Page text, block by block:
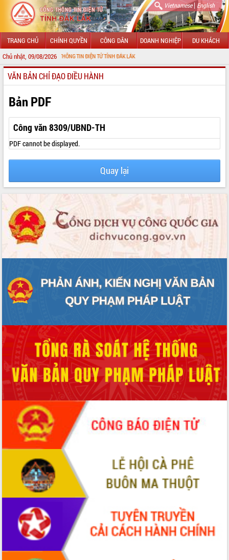
Vietnamese| English
TRANG CHỦ CHÍNH QUYỀN CÔNG DÂN DOANH NGHIỆP DU KHÁCH
Chủ nhật, 09/08/2026
VỚI CỔNG THÔNG TIN ĐIỆN TỬ TỈNH ĐẮK LẮK
GIỚI THIỆU
LÃNH ĐẠO UBND TỈNH
TIN TỨC SỰ KIỆN
SỞ, BAN, NGÀNH
UBND CÁC XÃ, PHƯỜNG
THÔNG TIN CHỈ ĐẠO ĐIỀU HÀNH
VĂN BẢN HĐND TỈNH
ĐIỂM TIN VĂN BẢN
VIDEO
Không có file video nào để phát.
ALBUM ẢNH
VĂN BẢN CHỈ ĐẠO ĐIỀU HÀNH
Bản PDF
Công văn 8309/UBND-TH
PDF cannot be displayed.
Quay lại